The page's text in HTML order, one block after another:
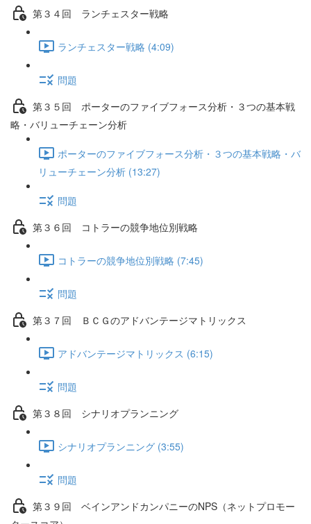
第３４回 ランチェスター戦略
ランチェスター戦略 (4:09)
問題
第３５回 ポーターのファイブフォース分析・３つの基本戦
略・バリューチェーン分析
ポーターのファイブフォース分析・３つの基本戦略・バ
リューチェーン分析 (13:27)
問題
第３６回 コトラーの競争地位別戦略
コトラーの競争地位別戦略 (7:45)
問題
第３７回 ＢＣＧのアドバンテージマトリックス
アドバンテージマトリックス (6:15)
問題
第３８回 シナリオプランニング
シナリオプランニング (3:55)
問題
第３９回 ベインアンドカンパニーのNPS（ネットプロモー